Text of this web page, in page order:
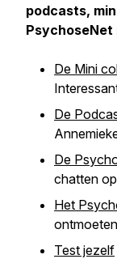
podcasts,
De Mini
De
De
chatten
Het
ontmoeten
Test jezelf